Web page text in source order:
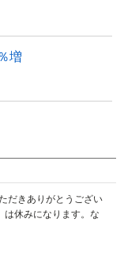
増
だきありがとうござい
は休みになります。な